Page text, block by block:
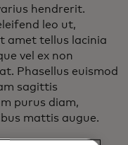
hendrerit.
leo ut,
amet tellus lacinia
vel ex non
Phasellus euismod
sagittis
purus diam,
mattis augue.